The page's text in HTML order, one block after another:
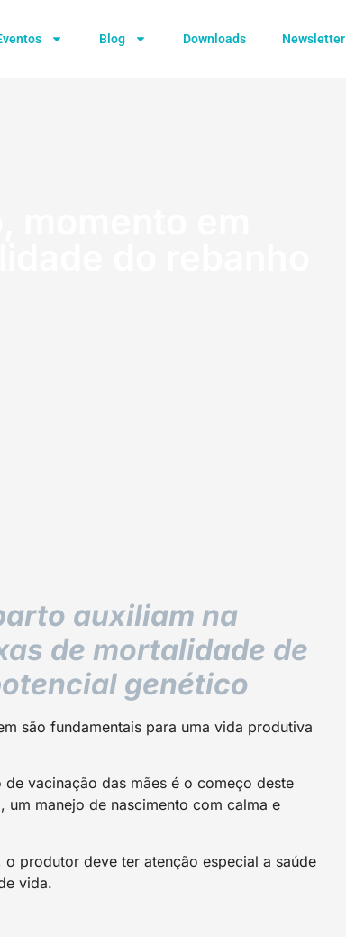
Blog Downloads Newsletter
auxiliam na
de mortalidade de
genético
são fundamentais para uma vida produtiva
vacinação das mães é o começo deste
manejo de nascimento com calma e
produtor deve ter atenção especial a saúde
vida.